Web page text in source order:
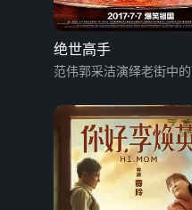
绝世高手
范伟郭采洁演绎老街中